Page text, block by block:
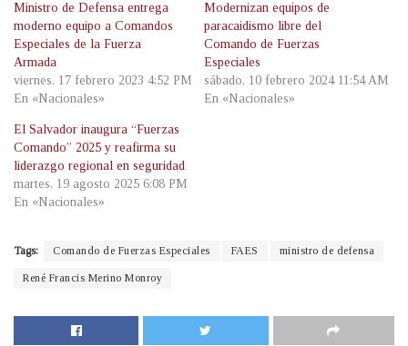
Ministro de Defensa entrega
moderno equipo a Comandos
Especiales de la Fuerza
Armada
viernes, 17 febrero 2023 4:52 PM
En «Nacionales»
Modernizan equipos de
paracaidismo libre del
Comando de Fuerzas
Especiales
sábado, 10 febrero 2024 11:54 AM
En «Nacionales»
El Salvador inaugura “Fuerzas
Comando” 2025 y reafirma su
liderazgo regional en seguridad
martes, 19 agosto 2025 6:08 PM
En «Nacionales»
Tags: Comando de Fuerzas Especiales FAES ministro de defensa
René Francis Merino Monroy